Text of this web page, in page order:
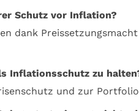
Schutz vor Inflation?
dank
Inflationsschutz zu
und zur